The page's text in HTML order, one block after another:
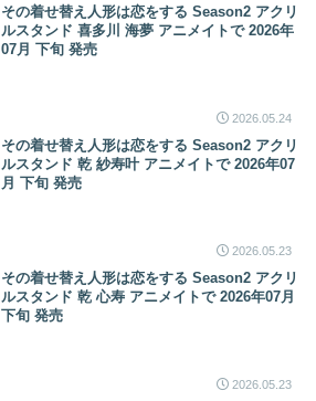
その着せ替え人形は恋をする Season2 アクリ
ルスタンド 喜多川 海夢 アニメイトで 2026年
07月 下旬 発売
2026.05.24
その着せ替え人形は恋をする Season2 アクリ
ルスタンド 乾 紗寿叶 アニメイトで 2026年07
月 下旬 発売
2026.05.23
その着せ替え人形は恋をする Season2 アクリ
ルスタンド 乾 心寿 アニメイトで 2026年07月
下旬 発売
2026.05.23